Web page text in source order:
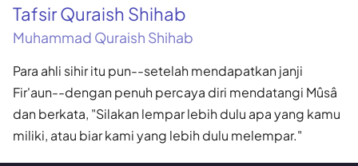
Tafsir Quraish Shihab
Muhammad Quraish Shihab
Para ahli sihir itu pun--setelah mendapatkan janji
Fir'aun--dengan penuh percaya diri mendatangi Mûsâ
dan berkata, "Silakan lempar lebih dulu apa yang kamu
miliki, atau biar kami yang lebih dulu melempar."